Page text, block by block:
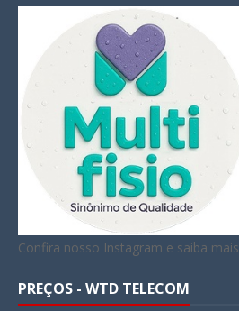
Confira nosso Instagram e saiba mais
PREÇOS - WTD TELECOM